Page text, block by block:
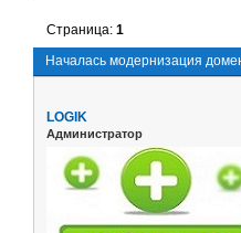
Началась модернизация
Страница:1
LOGIK
Администратор